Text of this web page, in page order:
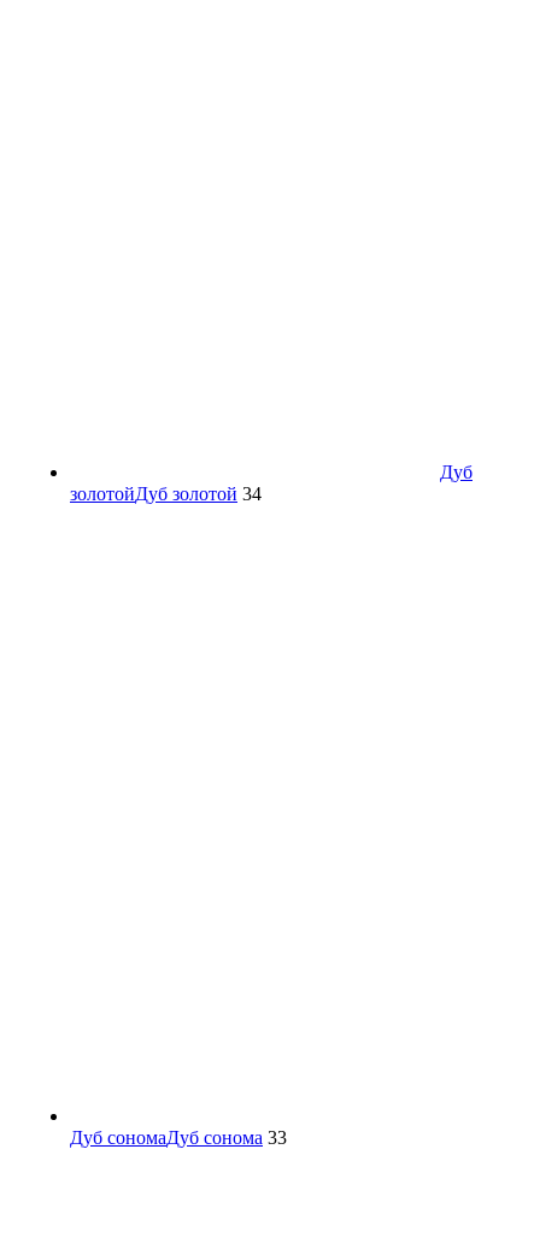
Дуб
золотойДуб золотой 34
Дуб сономаДуб сонома 33